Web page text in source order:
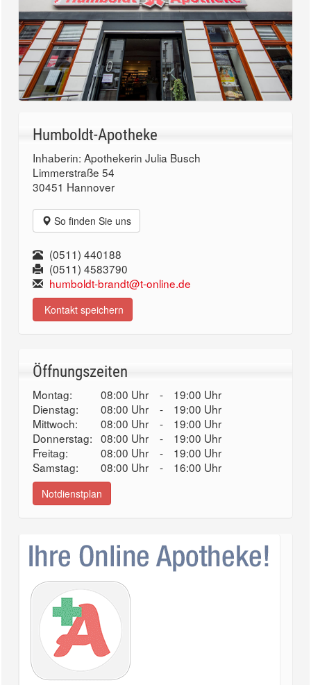
Humboldt-Apotheke
Inhaberin: Apothekerin Julia Busch
Limmerstraße 54
30451 Hannover
So finden Sie uns
(0511) 440188
(0511) 4583790
humboldt-brandt@t-online.de
Kontakt speichern
Öffnungszeiten
Montag: 08:00 Uhr -
19:00 Uhr
Dienstag:
08:00 Uhr -
19:00 Uhr
Mittwoch:
08:00 Uhr -
19:00 Uhr
Donnerstag: 08:00 Uhr -
19:00 Uhr
Freitag:
08:00 Uhr -
19:00 Uhr
Samstag:
08:00 Uhr - 16:00 Uhr
Notdienstplan